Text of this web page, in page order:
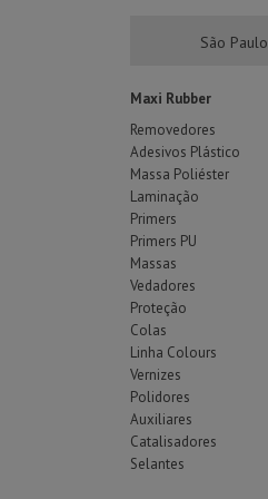
São Paulo
Maxi Rubber
Removedores
Adesivos Plástico
Massa Poliéster
Laminação
Primers
Primers PU
Massas
Vedadores
Proteção
Colas
Linha Colours
Vernizes
Polidores
Auxiliares
Catalisadores
Selantes